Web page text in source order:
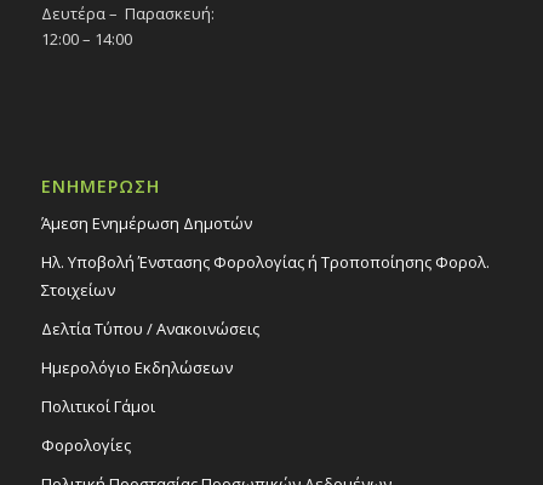
Δευτέρα – Παρασκευή:
12:00 – 14:00
ΕΝΗΜΕΡΩΣΗ
Άμεση Ενημέρωση Δημοτών
Ηλ. Υποβολή Ένστασης Φορολογίας ή Τροποποίησης Φορολ.
Στοιχείων
Δελτία Τύπου / Ανακοινώσεις
Ημερολόγιο Εκδηλώσεων
Πολιτικοί Γάμοι
Φορολογίες